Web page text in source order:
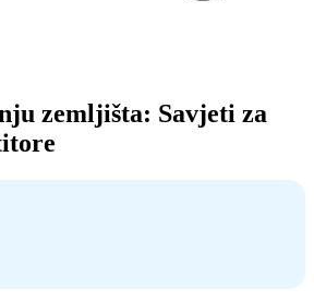
zemljišta: Savjeti za